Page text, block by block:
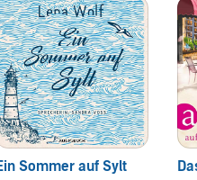
Sommer auf Sylt